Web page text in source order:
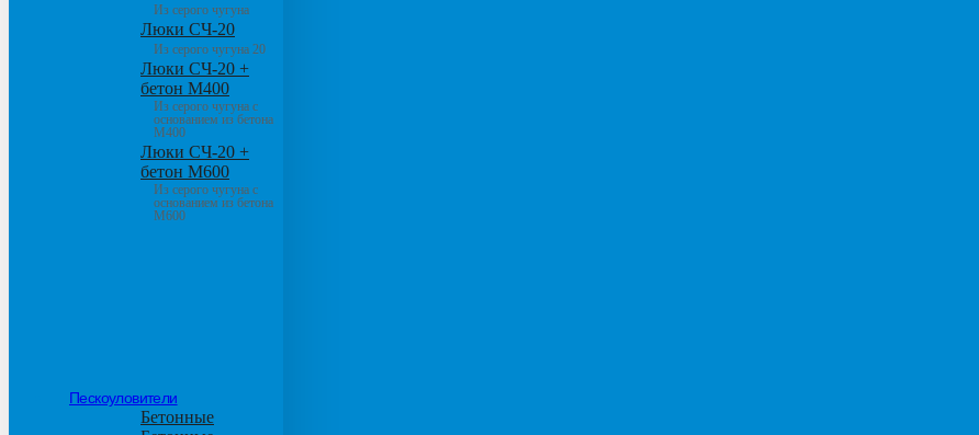
Из серого чугуна
Люки СЧ-20
Из серого чугуна 20
Люки СЧ-20 +
бетон М400
Из серого чугуна с
основанием из бетона
М400
Люки СЧ-20 +
бетон М600
Из серого чугуна с
основанием из бетона
М600
Пескоуловители
Бетонные